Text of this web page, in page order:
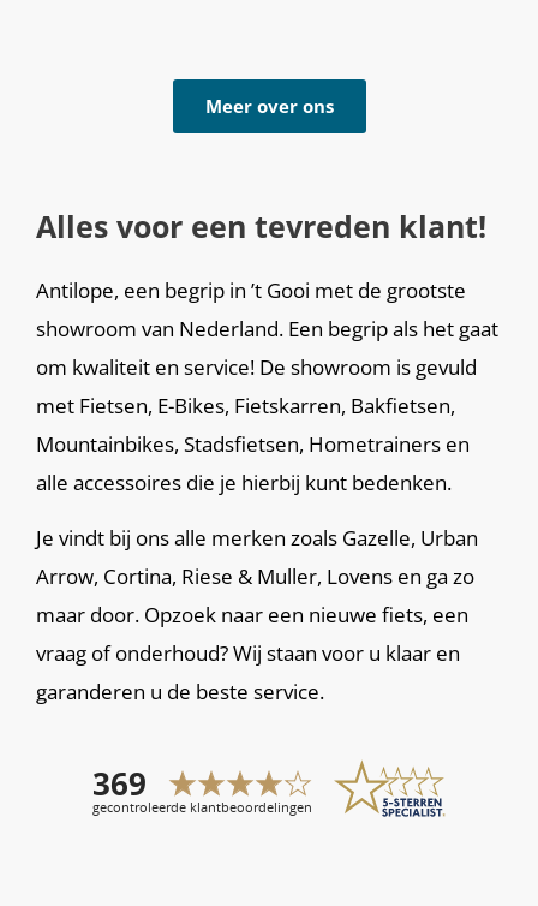
Meer over ons
Alles voor een tevreden klant!
Antilope, een begrip in ’t Gooi met de grootste
showroom van Nederland. Een begrip als het gaat
om kwaliteit en service! De showroom is gevuld
met Fietsen, E-Bikes, Fietskarren, Bakfietsen,
Mountainbikes, Stadsfietsen, Hometrainers en
alle accessoires die je hierbij kunt bedenken.
Je vindt bij ons alle merken zoals Gazelle, Urban
Arrow, Cortina, Riese & Muller, Lovens en ga zo
maar door. Opzoek naar een nieuwe fiets, een
vraag of onderhoud? Wij staan voor u klaar en
garanderen u de beste service.